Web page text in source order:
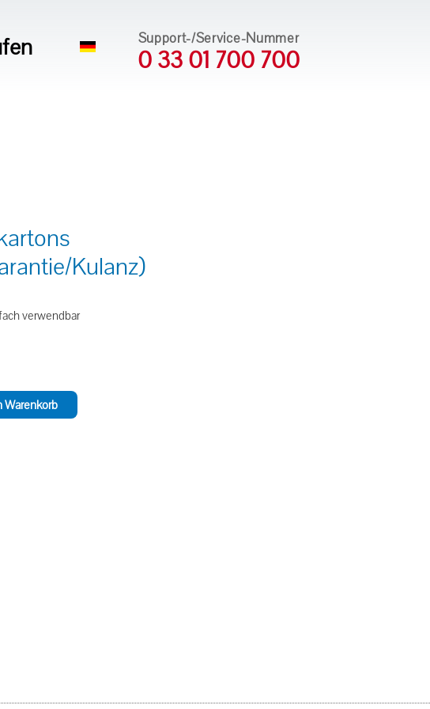
Support-/Service-Nummer
0 33 01 700 700
Kulanz)
verwendbar
Warenkorb